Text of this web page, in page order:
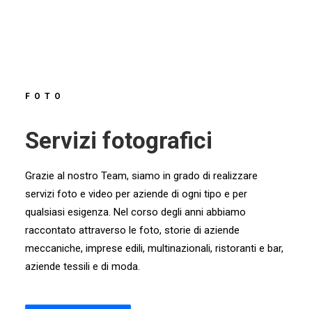
FOTO
Servizi fotografici
Grazie al nostro Team, siamo in grado di realizzare
servizi foto e video per aziende di ogni tipo e per
qualsiasi esigenza. Nel corso degli anni abbiamo
raccontato attraverso le foto, storie di aziende
meccaniche, imprese edili, multinazionali, ristoranti e bar,
aziende tessili e di moda.